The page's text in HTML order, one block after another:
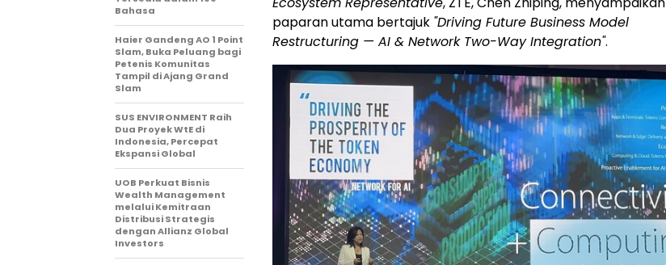
paparan utama bertajuk "Driving Future Business Model
Restructuring — AI & Network Two-Way Integration".
Bahasa
Haier Gandeng AO 1 Point
Slam, Buka Peluang bagi
Petenis Komunitas
Tampil di Ajang Grand
Slam
SUS ENVIRONMENT Raih
Dua Proyek WtE di
Indonesia, Percepat
Ekspansi Global
UOB Perkuat Bisnis
Wealth Management
melalui Kemitraan
Distribusi Strategis
dengan Allianz Global
Investors